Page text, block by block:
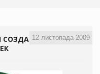
12 листопада 2009
СОЗДАТЬ